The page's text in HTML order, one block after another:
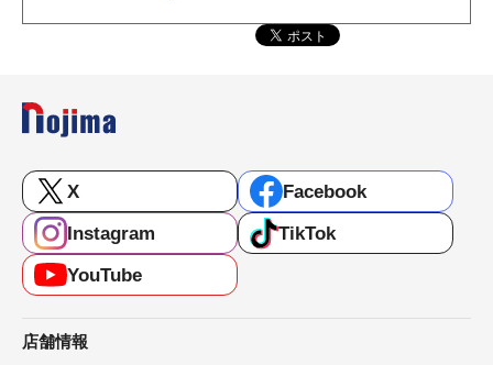
X
Facebook
Instagram
TikTok
YouTube
店舗情報